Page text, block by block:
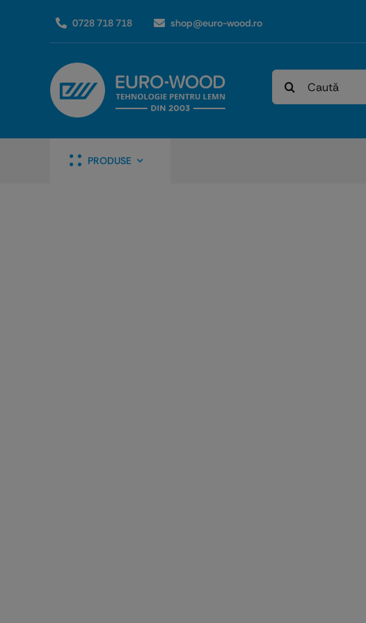
0728 718 718 shop@euro-wood.ro
Caută:
PRODUSE